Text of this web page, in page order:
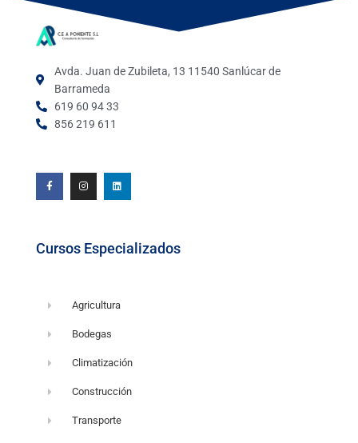
Avda. Juan de Zubileta, 13 11540 Sanlúcar de
Barrameda
619 60 94 33
856 219 611
c
e
b
o
s
t
a
g
n
k
e
d
Cursos Especializados
Agricultura
Bodegas
Climatización
Construcción
Transporte